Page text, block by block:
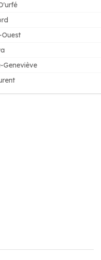
Geneviève